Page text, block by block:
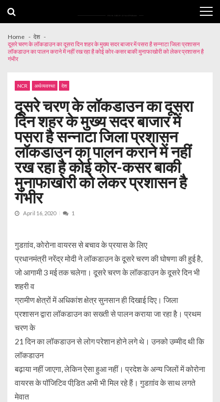
Home
देश
दूसरे चरण के लॉकडाउन का दूसरा दिन शहर के मुख्य सदर बाजार में पसरा है सन्नाटा जिला प्रशासन
लॉकडाउन का पालन कराने में नहीं रख रहा है कोई कोर-कसर बाकी मुनाफाखोरी को लेकर प्रशासन है
गंभीर
NCR अर्थव्यवस्था देश
दूसरे चरण के लॉकडाउन का दूसरा
दिन शहर के मुख्य सदर बाजार में
पसरा है सन्नाटा जिला प्रशासन
लॉकडाउन का पालन कराने में नहीं
रख रहा है कोई कोर-कसर बाकी
मुनाफाखोरी को लेकर प्रशासन है
गंभीर
April 16, 2020 1
गुडग़ांव, कोरोना वायरस से बचाव के प्रयास के लिए
प्रधानमंत्री नरेंद्र मोदी ने लॉकडाउन के दूसरे चरण की घोषणा की हुई है,
जो आगामी 3 मई तक चलेगा। दूसरे चरण के लॉकडाउन के दूसरे दिन भी
शहरी व
ग्रामीण क्षेत्रों में अधिकांश क्षेत्र सुनसान ही दिखाई दिए। जिला
प्रशासन द्वारा लॉकडाउन का सख्ती से पालन कराया जा रहा है। प्रथम
चरण के
21 दिन का लॉकडाउन से लोग परेशान होने लगे थे। उनको उम्मीद थी कि
लॉकडाउन
बढ़ाया नहीं जाएगा, लेकिन ऐसा हुआ नहीं। प्रदेश के अन्य जिलों में कोरोना
वायरस के पॉजिटिव पीडि़त अभी भी मिल रहे हैं। गुडग़ांव के साथ लगते
मेवात